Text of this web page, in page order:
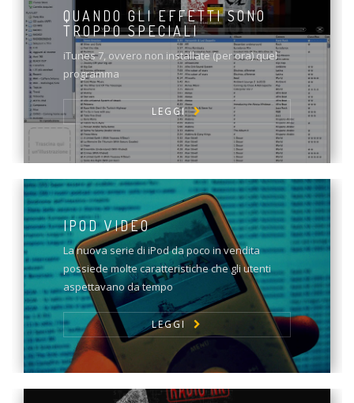
QUANDO GLI EFFETTI SONO
TROPPO SPECIALI
iTunes 7, ovvero non installate (per ora) quel
programma
LEGGI
IPOD VIDEO
La nuova serie di iPod da poco in vendita
possiede molte caratteristiche che gli utenti
aspettavano da tempo
LEGGI